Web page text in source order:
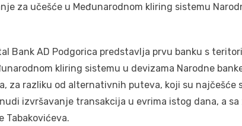
za učešće u Međunarodnom kliring sistemu
Bank AD Podgorica predstavlja prvu banku s
kliring sistemu u devizama Narodne
za razliku od alternativnih puteva, koji su najčešće
izvršavanje transakcija u evrima istog dana, a
Tabakovićeva.